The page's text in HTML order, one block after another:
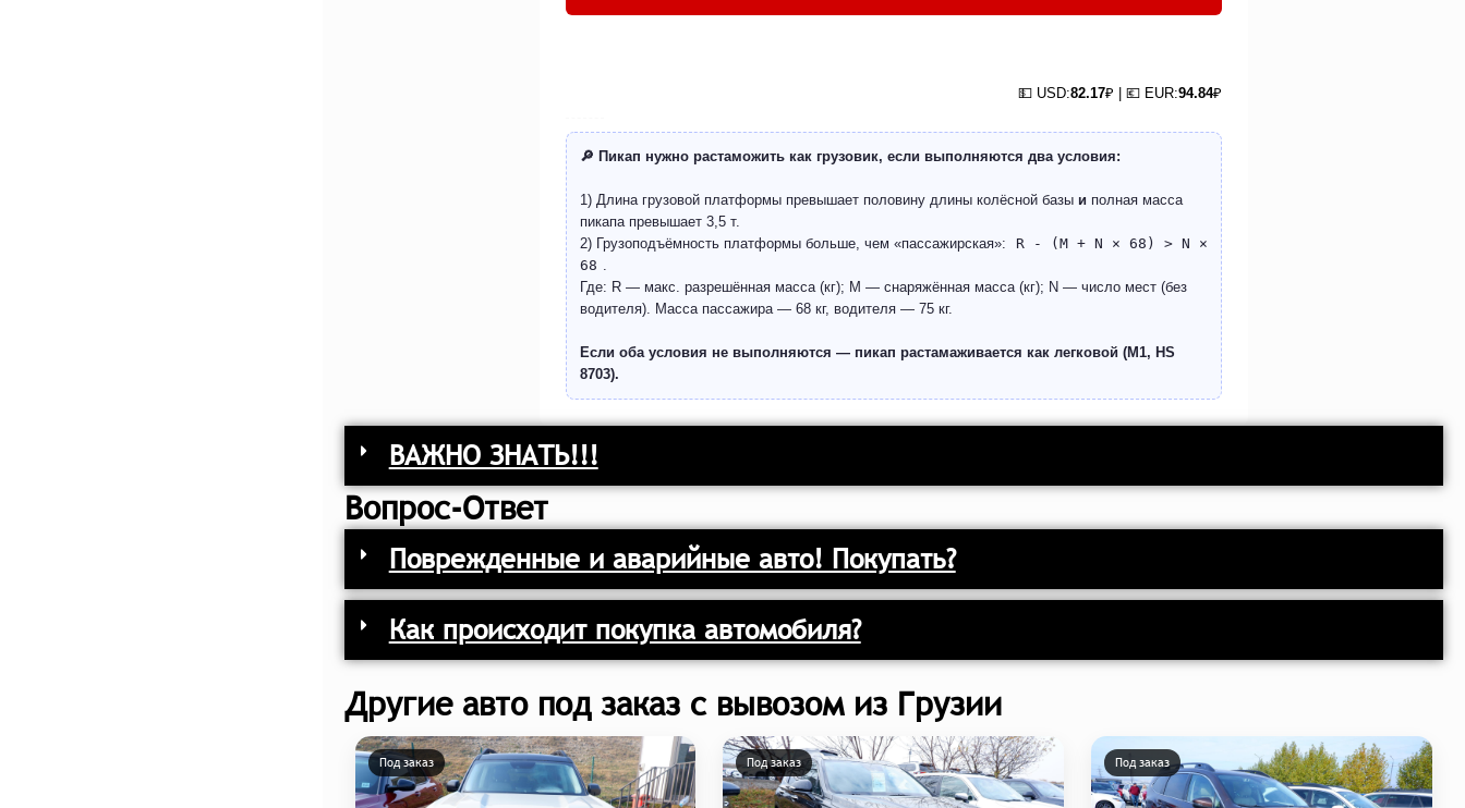
💵 USD:82.17₽ | 💶 EUR:94.84₽
🔎 Пикап нужно растаможить как грузовик, если выполняются два условия:
1) Длина грузовой платформы превышает половину длины колёсной базы и полная масса
пикапа превышает 3,5 т.
2) Грузоподъёмность платформы больше, чем «пассажирская»:
R - (M + N × 68) > N ×
68 .
Где: R — макс. разрешённая масса (кг); M — снаряжённая масса (кг); N — число мест (без
водителя). Масса пассажира — 68 кг, водителя — 75 кг.
Если оба условия не выполняются — пикап растамаживается как легковой (M1, HS
8703).
ВАЖНО ЗНАТЬ!!!
Вопрос-Ответ
Поврежденные и аварийные авто! Покупать?
Как происходит покупка автомобиля?
Другие авто под заказ с вывозом из Грузии
Под заказ Под заказ Под заказ